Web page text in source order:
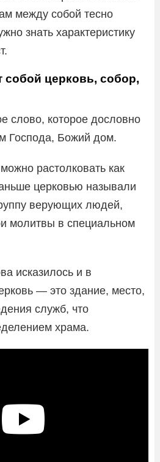
между собой тесно
знать характеристику
собой церковь, собор,
слово, которое дословно
Господа, Божий дом.
растолковать как
церковью называли
верующих людей,
молитвы в специальном
исказилось и в
— это здание, место,
служб, что
храма.